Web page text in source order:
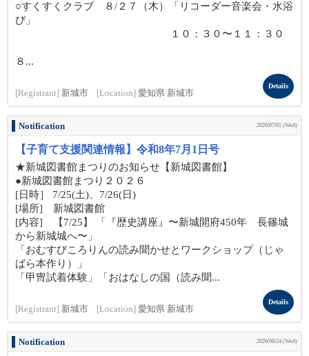
○すくすくクラブ ８/２７（木）「リコーダー音楽会・水浴
び」
１０：３０〜１１：３０
８...
[Registrant] 新城市 [Location] 愛知県 新城市
Details
Notification 2026/07/01 (Wed)
【子育て支援関連情報】令和8年7月1日号
★新城図書館まつりのお知らせ【新城図書館】
●新城図書館まつり２０２６
[日時］ 7/25(土)、7/26(日)
[場所] 新城図書館
[内容] 【7/25】 「『歴史講座』〜新城開府450年 長篠城
から新城城へ〜」
「おむすびころりんの読み聞かせとワークショップ（じゃ
ばら本作り）」
「甲冑試着体験」「おはなしの国（読み聞...
[Registrant] 新城市 [Location] 愛知県 新城市
Details
Notification 2026/06/24 (Wed)